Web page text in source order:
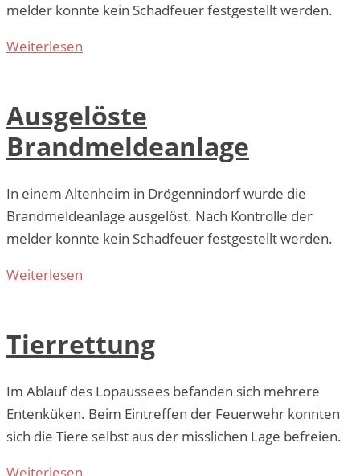
melder konnte kein Schadfeuer festgestellt werden.
Weiterlesen
Ausgelöste
Brandmeldeanlage
In einem Altenheim in Drögennindorf wurde die
Brandmeldeanlage ausgelöst. Nach Kontrolle der
melder konnte kein Schadfeuer festgestellt werden.
Weiterlesen
Tierrettung
Im Ablauf des Lopaussees befanden sich mehrere
Entenküken. Beim Eintreffen der Feuerwehr konnten
sich die Tiere selbst aus der misslichen Lage befreien.